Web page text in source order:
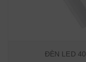
ĐÈN LED